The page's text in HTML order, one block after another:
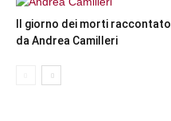
Il giorno dei morti raccontato
da Andrea Camilleri